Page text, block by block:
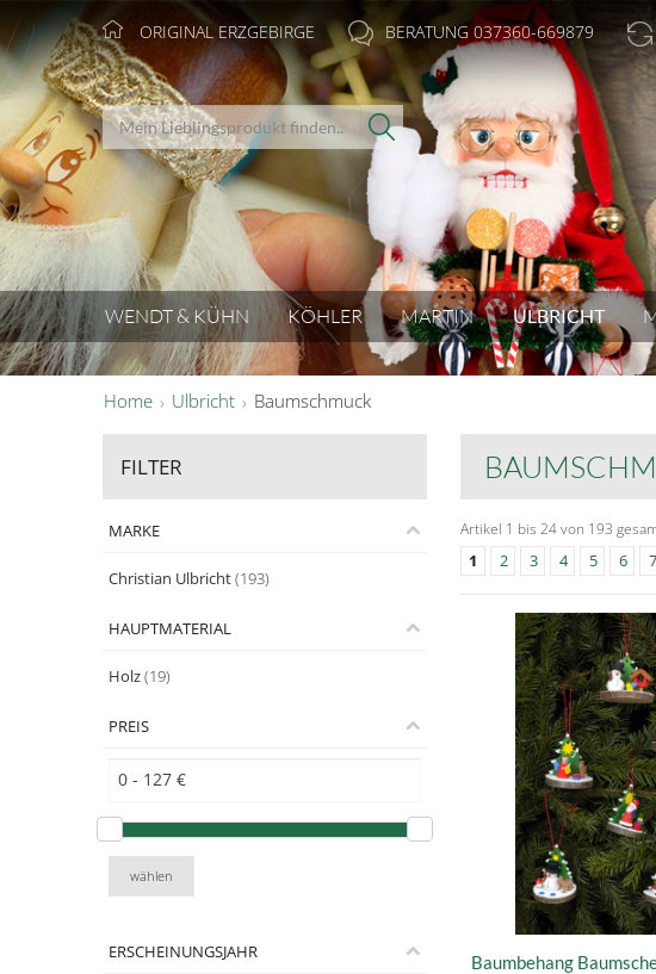
ORIGINAL ERZGEBIRGE BERATUNG 037360-669879
WENDT & KÜHN KÖHLER MARTIN ULBRICHT
Home Ulbricht Baumschmuck
FILTER
MARKE
Christian Ulbricht(193)
HAUPTMATERIAL
Holz(19)
PREIS
wählen
ERSCHEINUNGSJAHR
Artikel 1 bis 24 von 193
1
2 3 4 5 6 7
Baumbehang